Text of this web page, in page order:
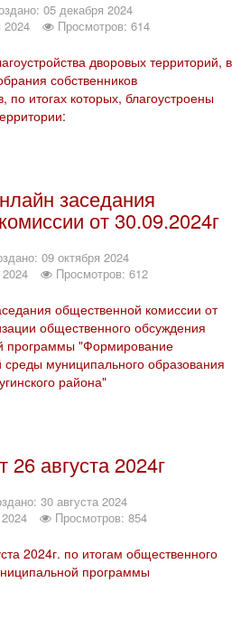
05 декабря 2024
2024
Просмотров: 614
дворовых территорий, в
собственников
по итогах которых, благоустроены
заседания
от 30.09.2024г
09 октября 2024
Просмотров: 612
общественной комиссии от
общественного обсуждения
программы "Формирование
среды муниципального образования
района"
августа 2024г
30 августа 2024
Просмотров: 854
2024г. по итогам общественного
программы